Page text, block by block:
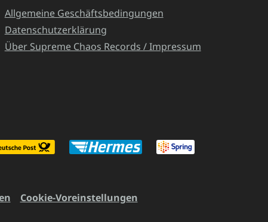
Allgemeine Geschäftsbedingungen
Datenschutzerklärung
Über Supreme Chaos Records / Impressum
Cookie-Voreinstellungen